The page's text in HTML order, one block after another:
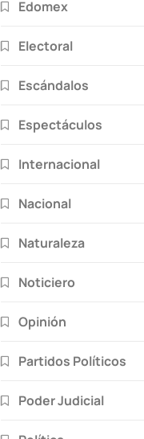
Edomex
Electoral
Escándalos
Espectáculos
Internacional
Nacional
Naturaleza
Noticiero
Opinión
Partidos Políticos
Poder Judicial